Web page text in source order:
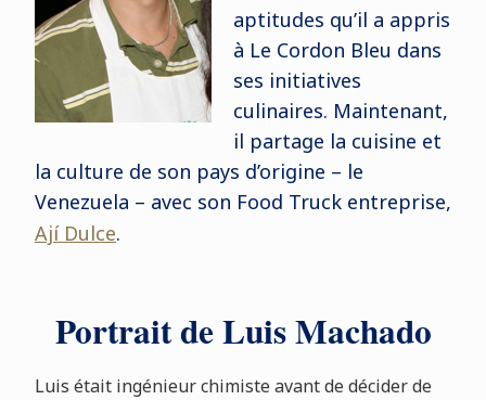
aptitudes qu’il a appris
à Le Cordon Bleu dans
ses initiatives
culinaires. Maintenant,
il partage la cuisine et
la culture de son pays d’origine – le
Venezuela – avec son Food Truck entreprise,
Ají Dulce.
Portrait de Luis Machado
Luis était ingénieur chimiste avant de décider de